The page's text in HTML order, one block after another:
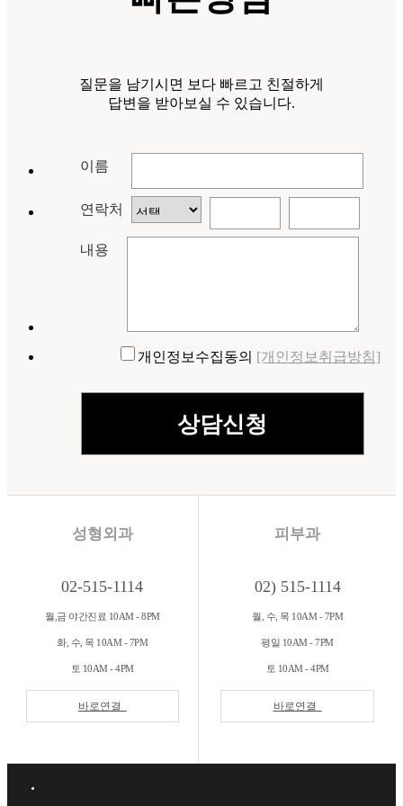
질문을 남기시면 보다 빠르고 친절하게
답변을 받아보실 수 있습니다.
이름
연락처
내용
개인정보수집동의 [개인정보취급방침]
성형외과
02-515-1114
월,금 야간진료 10AM - 8PM
화, 수, 목 10AM - 7PM
토 10AM - 4PM
바로연결
피부과
02) 515-1114
월, 수, 목 10AM - 7PM
평일 10AM - 7PM
토 10AM - 4PM
바로연결